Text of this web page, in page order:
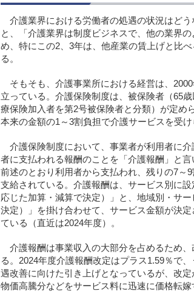
介護業界における労働者の処遇の状況はど
と、「介護業界は制度ビジネスで、他の業界
め、特にこの2、3年は、他産業の賃上げと比
る。
そもそも、介護事業所における経営は、
立っている。介護保険制度は、被保険者（65
療保険加入者を第2号被保険者と分類）が定め
本来の金額の1～3割負担で介護サービスを受け
介護保険制度において、事業者が利用者に
者に支払われる報酬のことを「介護報酬」と
前述のとおり利用者から支払われ、残りの7～
支給されている。介護報酬は、サービス別に
応じた加算・減算で決定）」と、地域別・サ
決定）」を掛け合わせて、サービス金額が決
ている（直近は2024年度）。
介護報酬は事業収入の大部分を占めるため
る。2024年度介護報酬改定はプラス1.59％で
遇改善に向けた引き上げとなっているが、改
物価高騰分などをサービス料に迅速に価格転嫁